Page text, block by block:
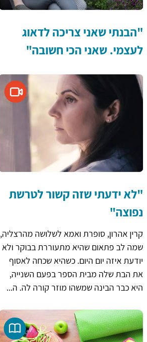
"הבנתי שאני צריכה לדאוג
לעצמי. שאני הכי חשובה"
"לא ידעתי שזה קשור לטרשת
נפוצה"
קרין אהרון, סופרת ואמא לשלושה מהרצליה,
שמה לב פתאום שהיא מתעוררת בבוקר ולא
יודעת איזה יום היום. כשהיא שכחה לאסוף
את הבת שלה מבית הספר בפעם השנייה,
היא כבר הבינה שמשהו מוזר קורה לה. ה...